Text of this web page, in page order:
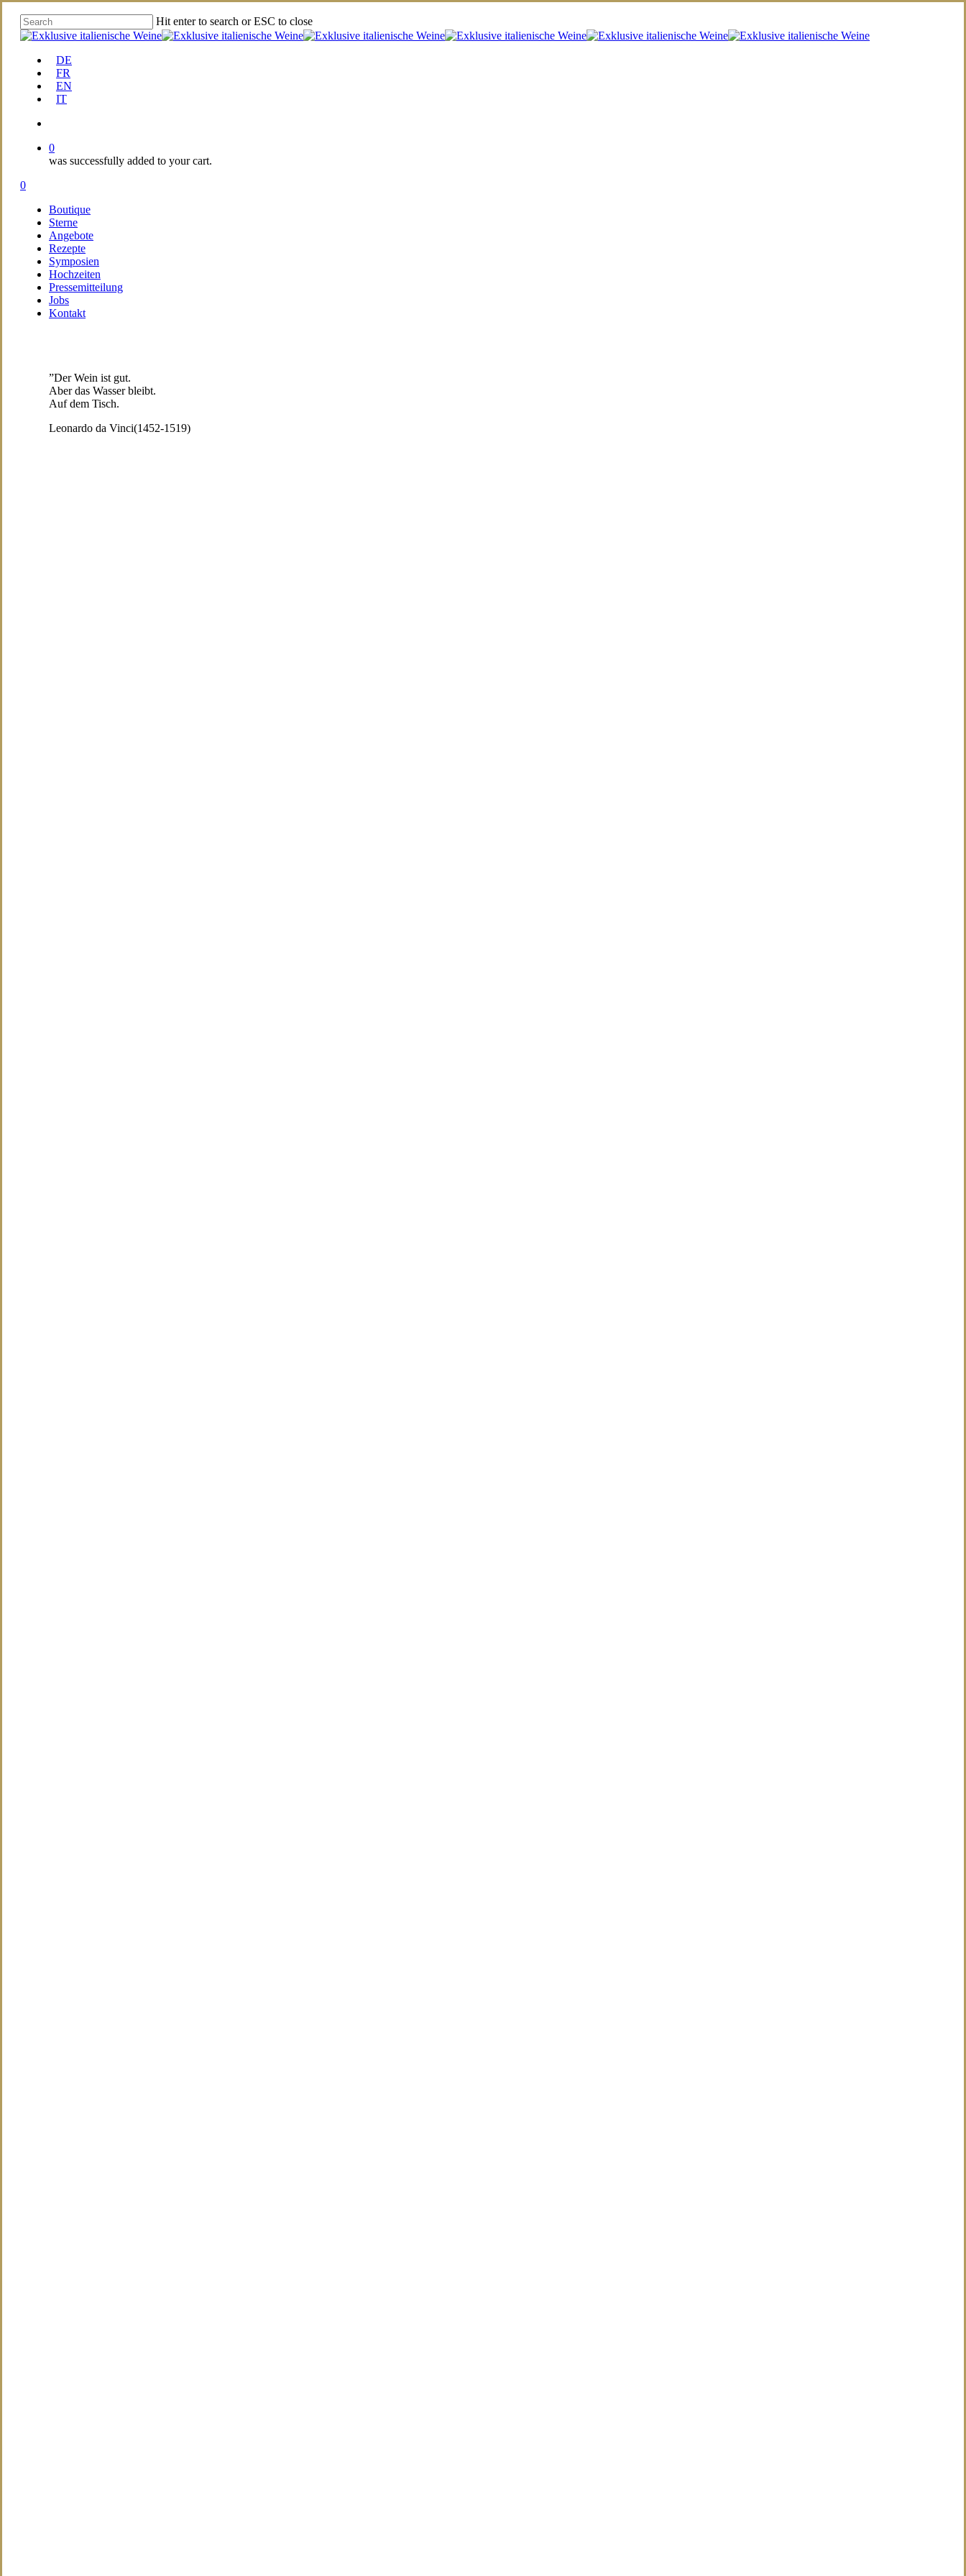
Skip
content
Hit enter to search or ESC to close
Close
DE
FR
EN
IT
0
was successfully added to your cart.
Menu
account
0
Boutique
Sterne
Angebote
Rezepte
Symposien
Hochzeiten
Pressemitteilung
Jobs
Kontakt
”Der Wein ist gut.
Aber das Wasser bleibt.
Auf dem Tisch.
Leonardo da Vinci(1452-1519)